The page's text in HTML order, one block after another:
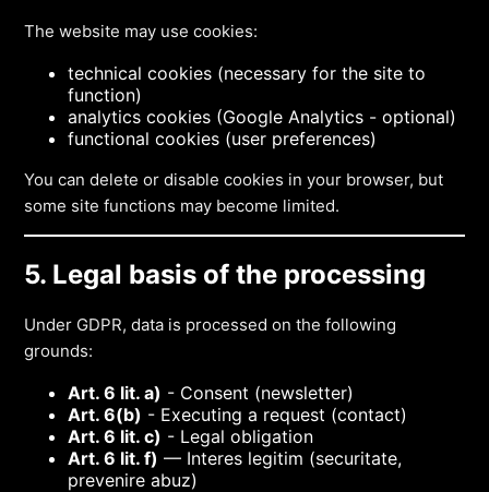
The website may use cookies:
technical cookies (necessary for the site to
function)
analytics cookies (Google Analytics - optional)
functional cookies (user preferences)
You can delete or disable cookies in your browser, but
some site functions may become limited.
5. Legal basis of the processing
Under GDPR, data is processed on the following
grounds:
Art. 6 lit. a) - Consent (newsletter)
Art. 6(b) - Executing a request (contact)
Art. 6 lit. c) - Legal obligation
Art. 6 lit. f) — Interes legitim (securitate,
prevenire abuz)